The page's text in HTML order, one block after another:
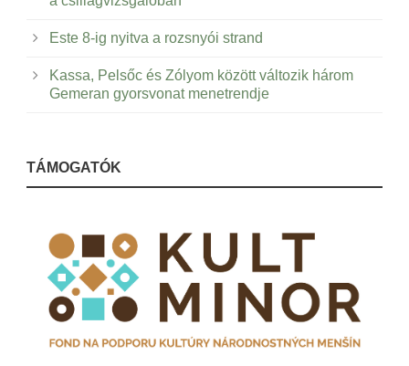
Este 8-ig nyitva a rozsnyói strand
Kassa, Pelsőc és Zólyom között változik három
Gemeran gyorsvonat menetrendje
TÁMOGATÓK